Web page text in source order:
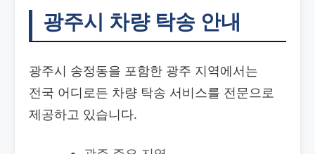
광주시 차량 탁송 안내
광주시 송정동을 포함한 광주 지역에서는
전국 어디로든 차량 탁송 서비스를 전문으로
제공하고 있습니다.